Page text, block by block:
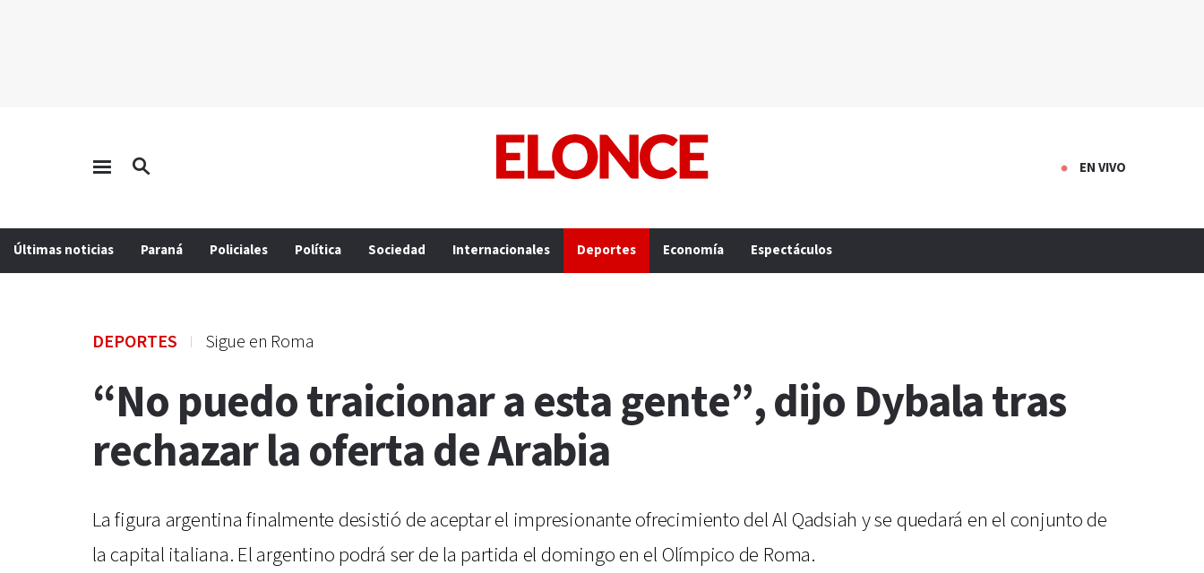
EN VIVO
Últimas noticias Paraná Policiales Política Sociedad Internacionales Deportes Economía Espectáculos
DEPORTES Sigue en Roma
“No puedo traicionar a esta gente”, dijo Dybala tras
rechazar la oferta de Arabia
La figura argentina finalmente desistió de aceptar el impresionante ofrecimiento del Al Qadsiah y se quedará en el conjunto de
la capital italiana. El argentino podrá ser de la partida el domingo en el Olímpico de Roma.